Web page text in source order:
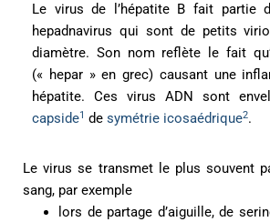
Le virus de l’hépatite B fait partie
hepadnavirus qui sont de petits
diamètre. Son nom reflète le fait
(« hepar » en grec) causant une
hépatite. Ces virus ADN sont
capside1 de symétrie icosaédrique2.
Le virus se transmet le plus souvent
sang, par exemple
lors de partage d’aiguille, de